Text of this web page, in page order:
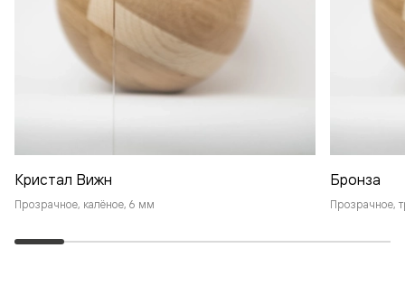
Кристал Вижн
Прозрачное, калёное, 6 мм
Бронза
Прозрачное,